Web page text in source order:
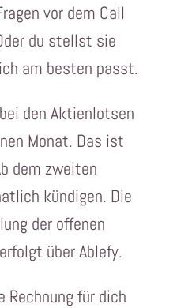
vor dem Call
du stellst sie
am besten passt.
den Aktienlotsen
Monat. Das ist
dem zweiten
kündigen. Die
der offenen
über Ablefy.
Rechnung für dich